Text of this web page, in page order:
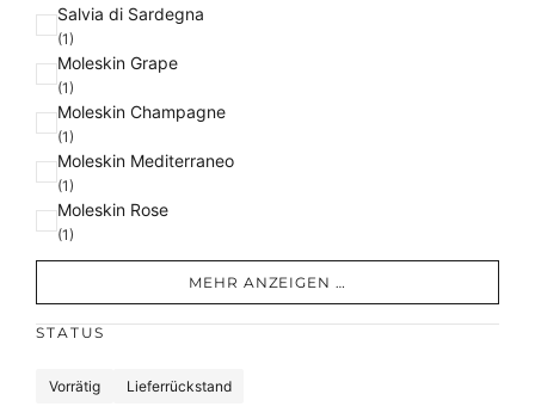
Salvia di Sardegna
(1)
Moleskin Grape
(1)
Moleskin Champagne
(1)
Moleskin Mediterraneo
(1)
Moleskin Rose
(1)
MEHR ANZEIGEN …
STATUS
Vorrätig Lieferrückstand